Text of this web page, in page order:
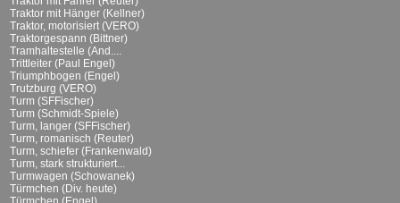
Traktor mit Hänger (Kellner)
Traktor, motorisiert (VERO)
Traktorgespann (Bittner)
Tramhaltestelle (And....
Trittleiter (Paul Engel)
Triumphbogen (Engel)
Trutzburg (VERO)
Turm (SFFischer)
Turm (Schmidt-Spiele)
Turm, langer (SFFischer)
Turm, romanisch (Reuter)
Turm, schiefer (Frankenwald)
Turm, stark strukturiert...
Turmwagen (Schowanek)
Türmchen (Div. heute)